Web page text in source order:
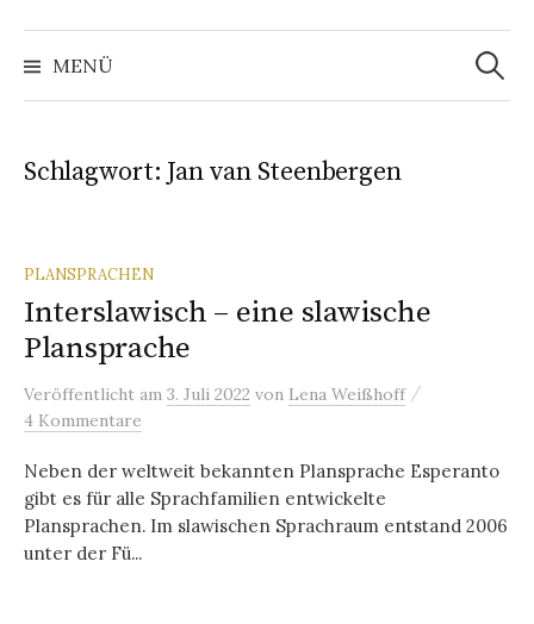
MENÜ
Suchen
nach:
Schlagwort: Jan van Steenbergen
PLANSPRACHEN
Interslawisch – eine slawische
Plansprache
Veröffentlicht am 3. Juli 2022 von Lena Weißhoff /
4 Kommentare
Neben der weltweit bekannten Plansprache Esperanto
gibt es für alle Sprachfamilien entwickelte
Plansprachen. Im slawischen Sprachraum entstand 2006
unter der Fü...